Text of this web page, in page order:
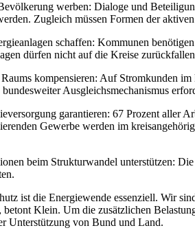
werben: Dialoge und
Zugleich müssen Formen der
schaffen: Kommunen
dürfen nicht auf die Kreise
kompensieren: Auf Stromkunden
Ausgleichsmechanismus
garantieren: 67 Prozent aller
Gewerbe werden im
beim Strukturwandel unterstützen:
ist die Energiewende essenziell. Wir
Klein. Um die zusätzlichen
Unterstützung von Bund und Land.